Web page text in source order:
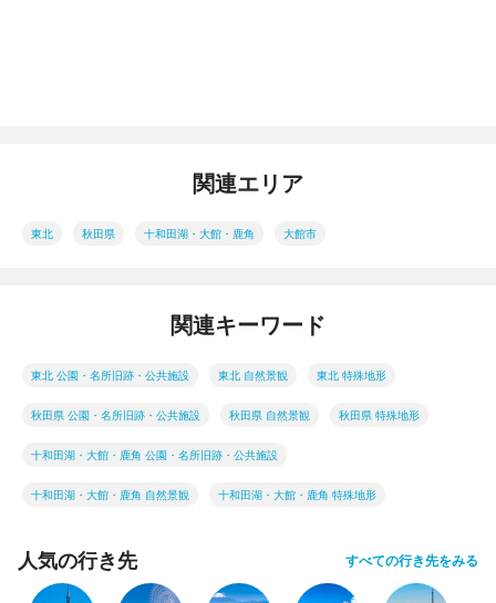
関連エリア
東北 秋田県 十和田湖・大館・鹿角 大館市
関連キーワード
東北 公園・名所旧跡・公共施設 東北 自然景観 東北 特殊地形
秋田県 公園・名所旧跡・公共施設 秋田県 自然景観 秋田県 特殊地形
十和田湖・大館・鹿角 公園・名所旧跡・公共施設
十和田湖・大館・鹿角 自然景観 十和田湖・大館・鹿角 特殊地形
人気の行き先 すべての行き先をみる